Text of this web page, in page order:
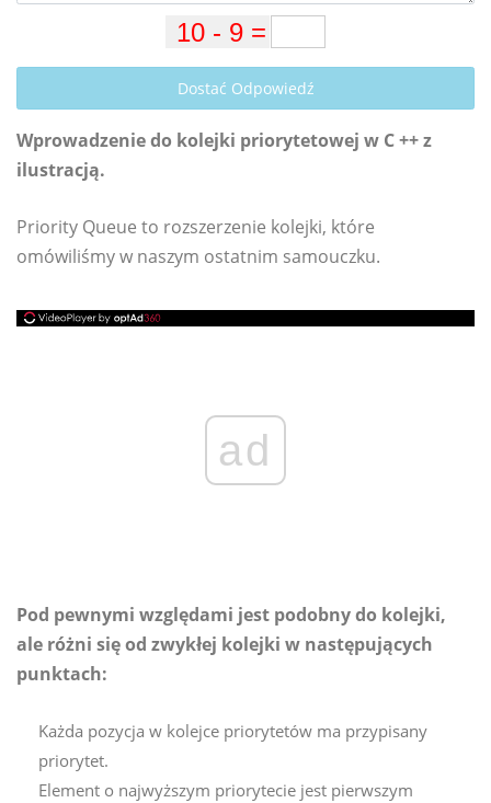
Dostać Odpowiedź
Wprowadzenie do kolejki priorytetowej w C ++ z
ilustracją.
Priority Queue to rozszerzenie kolejki, które
omówiliśmy w naszym ostatnim samouczku.
ad
Pod pewnymi względami jest podobny do kolejki,
ale różni się od zwykłej kolejki w następujących
punktach:
Każda pozycja w kolejce priorytetów ma przypisany
priorytet.
Element o najwyższym priorytecie jest pierwszym